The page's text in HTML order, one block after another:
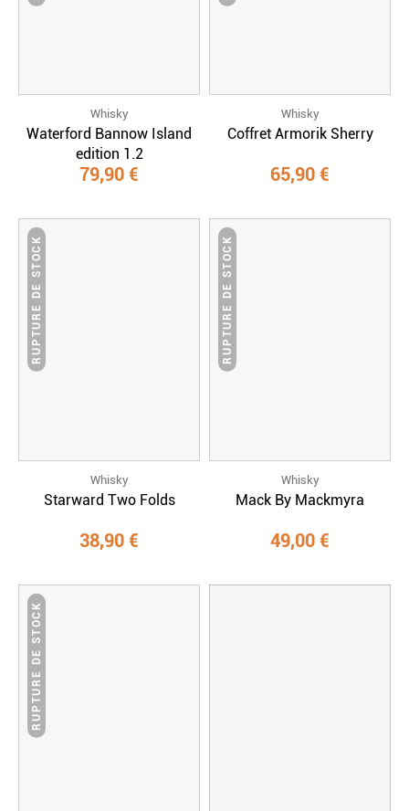
Whisky
Waterford Bannow Island
edition 1.2
79,90 €
Whisky
Coffret Armorik Sherry
65,90 €
RUPTURE DE STOCK
Whisky
Starward Two Folds
38,90 €
RUPTURE DE STOCK
Whisky
Mack By Mackmyra
49,00 €
RUPTURE DE STOCK